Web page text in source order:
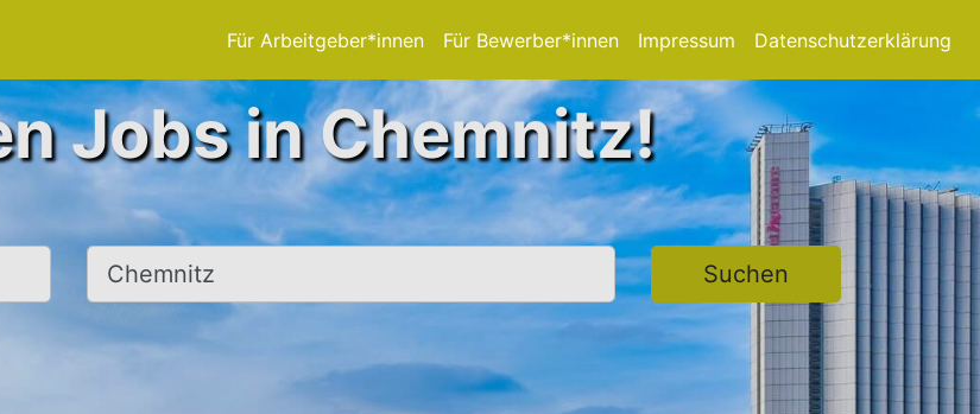
Für Arbeitgeber*innen Für Bewerber*innen Impressum Datenschutzerklärung
Jobs in Chemnitz!
Ort, Stadt Suchen